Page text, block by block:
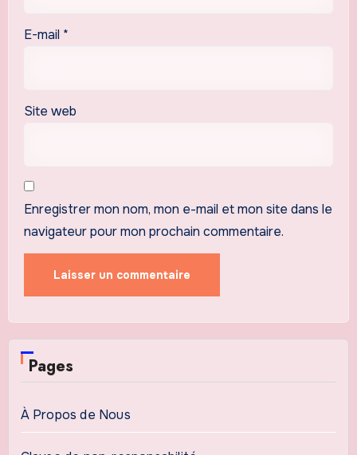
E-mail *
Site web
Enregistrer mon nom, mon e-mail et mon site dans le
navigateur pour mon prochain commentaire.
Pages
À Propos de Nous